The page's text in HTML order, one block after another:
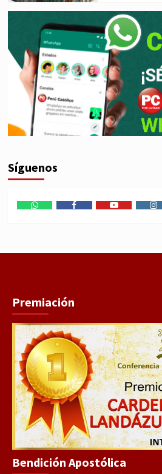
Síguenos
Premiación
Bendición Apostólica